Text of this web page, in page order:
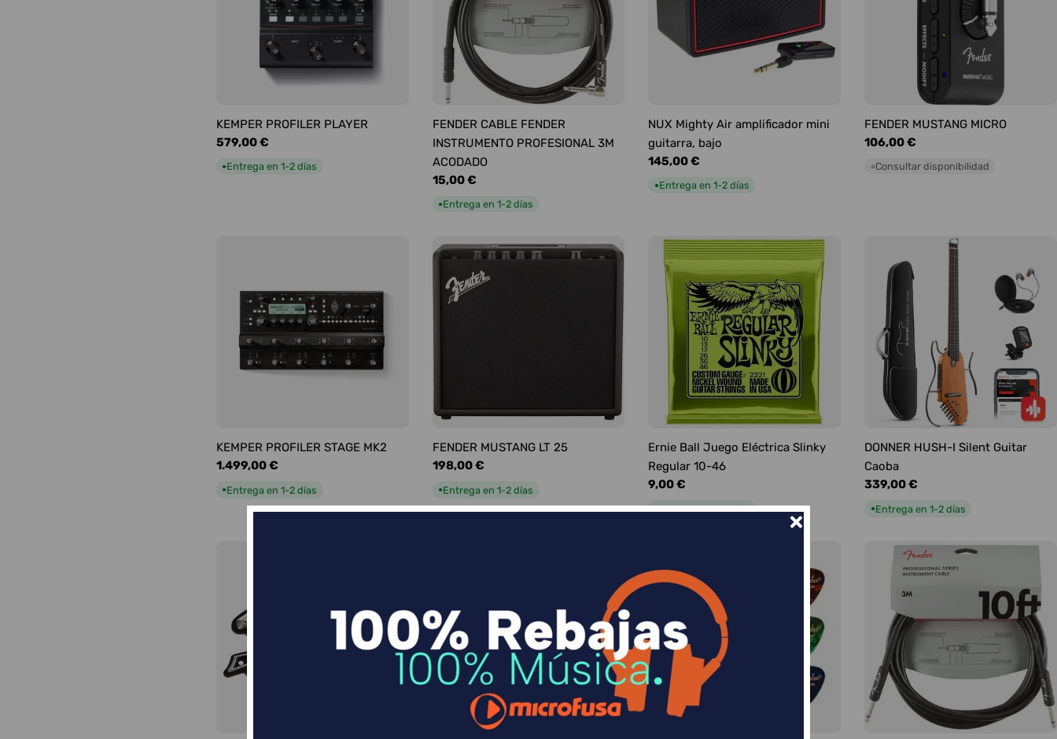
KEMPER PROFILER PLAYER
Precio
habitual
579,00 €
●Entrega en 1-2 días
FENDER CABLE FENDER
INSTRUMENTO PROFESIONAL 3M
ACODADO
Precio
habitual
15,00 €
●Entrega en 1-2 días
NUX Mighty Air amplificador mini
guitarra, bajo
Precio
habitual
145,00 €
●Entrega en 1-2 días
FENDER MUSTANG MICRO
Precio
habitual
106,00 €
○Consultar disponibilidad
KEMPER PROFILER STAGE MK2
Precio
1.499,00 €
●Entrega en 1-2 días
FENDER MUSTANG LT 25
Precio
198,00 €
●Entrega en 1-2 días
Ernie Ball Juego Eléctrica Slinky
Regular 10-46
Precio
9,00 €
●Entrega en 1-2 días
DONNER HUSH-I Silent Guitar
Caoba
Precio
339,00 €
●Entrega en 1-2 días